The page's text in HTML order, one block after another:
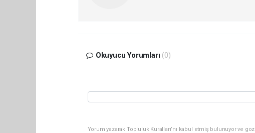
Okuyucu Yorumları (0)
Yorum yazarak Topluluk Kuralları’nı kabul etmiş bulunuyor ve